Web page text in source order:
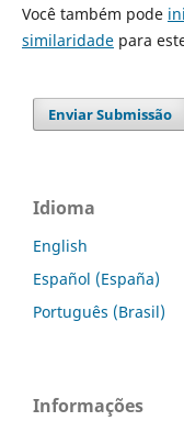
Você também pode
similaridadepara
Enviar Submissão
Idioma
English
Español (España)
Português (Brasil)
Informações